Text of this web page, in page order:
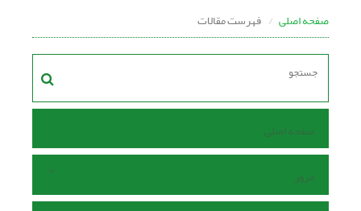
صفحه اصلی فهرست مقالات
صفحه اصلی
مرور